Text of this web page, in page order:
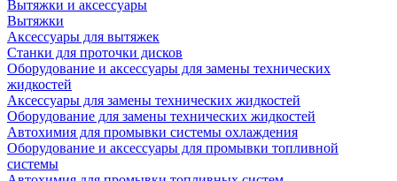
Вытяжки и аксессуары
Вытяжки
Аксессуары для вытяжек
Станки для проточки дисков
Оборудование и аксессуары для замены технических
жидкостей
Аксессуары для замены технических жидкостей
Оборудование для замены технических жидкостей
Автохимия для промывки системы охлаждения
Оборудование и аксессуары для промывки топливной
системы